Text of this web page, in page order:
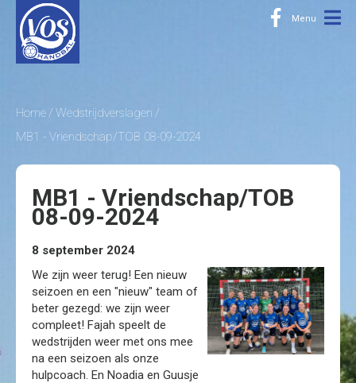
Home
Wedstrijdverslagen
MB1 - Vriendschap/TOB 08-09-2024
MB1 - Vriendschap/TOB
08-09-2024
8 september 2024
We zijn weer terug! Een nieuw
seizoen en een "nieuw" team of
beter gezegd: we zijn weer
compleet! Fajah speelt de
wedstrijden weer met ons mee
na een seizoen als onze
hulpcoach. En Noadia en Guusje